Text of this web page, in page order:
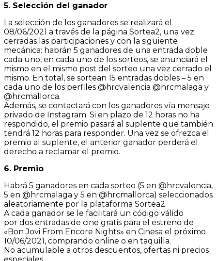
5. Selección del ganador
La selección de los ganadores se realizará el
08/06/2021 a través de la página Sortea2, una vez
cerradas las participaciones y con la siguiente
mecánica: habrán 5 ganadores de una entrada doble
cada uno, en cada uno de los sorteos, se anunciará el
mismo en el mismo post del sorteo una vez cerrado el
mismo. En total, se sortean 15 entradas dobles – 5 en
cada uno de los perfiles @hrcvalencia @hrcmalaga y
@hrcmallorca.
Además, se contactará con los ganadores vía mensaje
privado de Instagram. Si en plazo de 12 horas no ha
respondido, el premio pasará al suplente que también
tendrá 12 horas para responder. Una vez se ofrezca el
premio al suplente, el anterior ganador perderá el
derecho a reclamar el premio.
6. Premio
Habrá 5 ganadores en cada sorteo (5 en @hrcvalencia,
5 en @hrcmalaga y 5 en @hrcmallorca) seleccionados
aleatoriamente por la plataforma Sortea2.
A cada ganador se le facilitará un código válido
por dos entradas de cine gratis para el estreno de
«Bon Jovi From Encore Nights» en Cinesa el próximo
10/06/2021, comprando online o en taquilla.
No acumulable a otros descuentos, ofertas ni precios